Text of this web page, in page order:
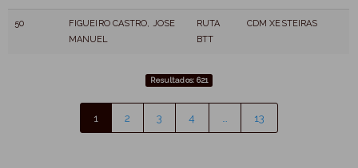
50
FIGUEIRO CASTRO, JOSE
MANUEL
RUTA
BTT
CDM XESTEIRAS
Resultados: 621
1 2 3 4 13